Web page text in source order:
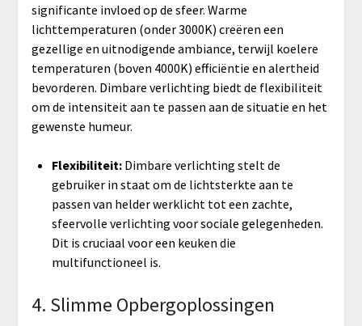
significante invloed op de sfeer. Warme
lichttemperaturen (onder 3000K) creëren een
gezellige en uitnodigende ambiance, terwijl koelere
temperaturen (boven 4000K) efficiëntie en alertheid
bevorderen. Dimbare verlichting biedt de flexibiliteit
om de intensiteit aan te passen aan de situatie en het
gewenste humeur.
Flexibiliteit:Dimbare verlichting stelt de
gebruiker in staat om de lichtsterkte aan te
passen van helder werklicht tot een zachte,
sfeervolle verlichting voor sociale gelegenheden.
Dit is cruciaal voor een keuken die
multifunctioneel is.
4. Slimme Opbergoplossingen